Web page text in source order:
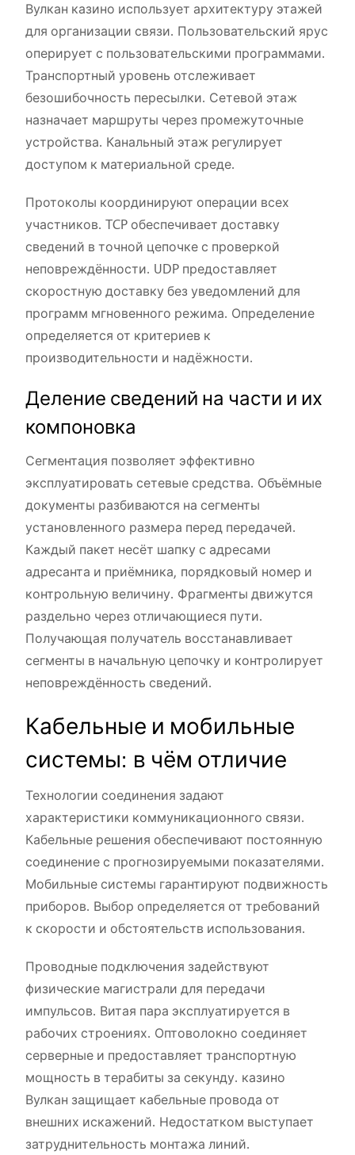
Вулкан казино использует архитектуру этажей
для организации связи. Пользовательский ярус
оперирует с пользовательскими программами.
Транспортный уровень отслеживает
безошибочность пересылки. Сетевой этаж
назначает маршруты через промежуточные
устройства. Канальный этаж регулирует
доступом к материальной среде.
Протоколы координируют операции всех
участников. TCP обеспечивает доставку
сведений в точной цепочке с проверкой
неповреждённости. UDP предоставляет
скоростную доставку без уведомлений для
программ мгновенного режима. Определение
определяется от критериев к
производительности и надёжности.
Деление сведений на части и их
компоновка
Сегментация позволяет эффективно
эксплуатировать сетевые средства. Объёмные
документы разбиваются на сегменты
установленного размера перед передачей.
Каждый пакет несёт шапку с адресами
адресанта и приёмника, порядковый номер и
контрольную величину. Фрагменты движутся
раздельно через отличающиеся пути.
Получающая получатель восстанавливает
сегменты в начальную цепочку и контролирует
неповреждённость сведений.
Кабельные и мобильные
системы: в чём отличие
Технологии соединения задают
характеристики коммуникационного связи.
Кабельные решения обеспечивают постоянную
соединение с прогнозируемыми показателями.
Мобильные системы гарантируют подвижность
приборов. Выбор определяется от требований
к скорости и обстоятельств использования.
Проводные подключения задействуют
физические магистрали для передачи
импульсов. Витая пара эксплуатируется в
рабочих строениях. Оптоволокно соединяет
серверные и предоставляет транспортную
мощность в терабиты за секунду. казино
Вулкан защищает кабельные провода от
внешних искажений. Недостатком выступает
затруднительность монтажа линий.